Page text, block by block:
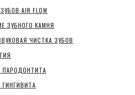
AIR FLOW
ЗУБНОГО КАМНЯ
ЧИСТКА ЗУБОВ
ПАРОДОНТИТА
ГИНГИВИТА